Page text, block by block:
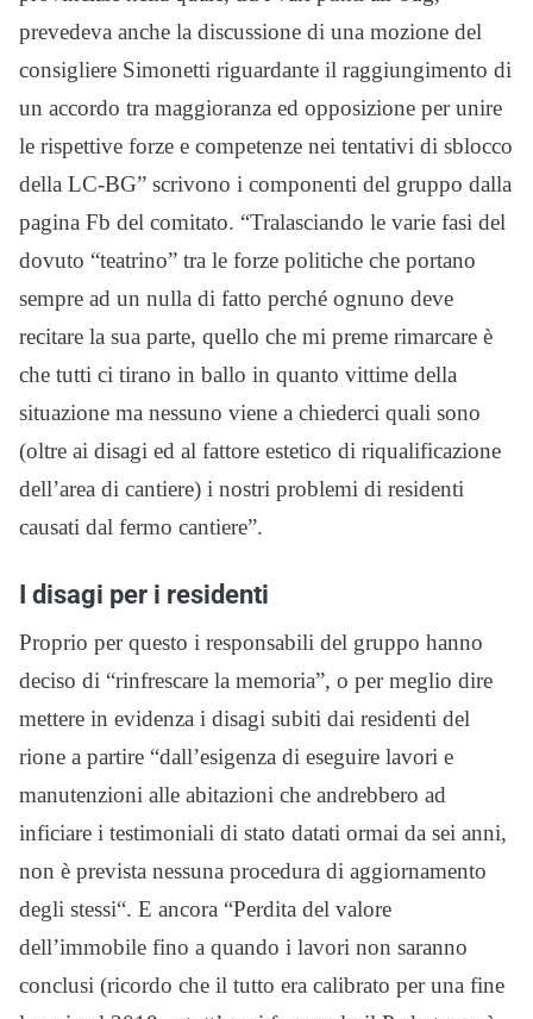
prevedeva anche la discussione di una mozione del
consigliere Simonetti riguardante il raggiungimento di
un accordo tra maggioranza ed opposizione per unire
le rispettive forze e competenze nei tentativi di sblocco
della LC-BG” scrivono i componenti del gruppo dalla
pagina Fb del comitato. “Tralasciando le varie fasi del
dovuto “teatrino” tra le forze politiche che portano
sempre ad un nulla di fatto perché ognuno deve
recitare la sua parte, quello che mi preme rimarcare è
che tutti ci tirano in ballo in quanto vittime della
situazione ma nessuno viene a chiederci quali sono
(oltre ai disagi ed al fattore estetico di riqualificazione
dell’area di cantiere) i nostri problemi di residenti
causati dal fermo cantiere”.
I disagi per i residenti
Proprio per questo i responsabili del gruppo hanno
deciso di “rinfrescare la memoria”, o per meglio dire
mettere in evidenza i disagi subiti dai residenti del
rione a partire “dall’esigenza di eseguire lavori e
manutenzioni alle abitazioni che andrebbero ad
inficiare i testimoniali di stato datati ormai da sei anni,
non è prevista nessuna procedura di aggiornamento
degli stessi“. E ancora “Perdita del valore
dell’immobile fino a quando i lavori non saranno
conclusi (ricordo che il tutto era calibrato per una fine